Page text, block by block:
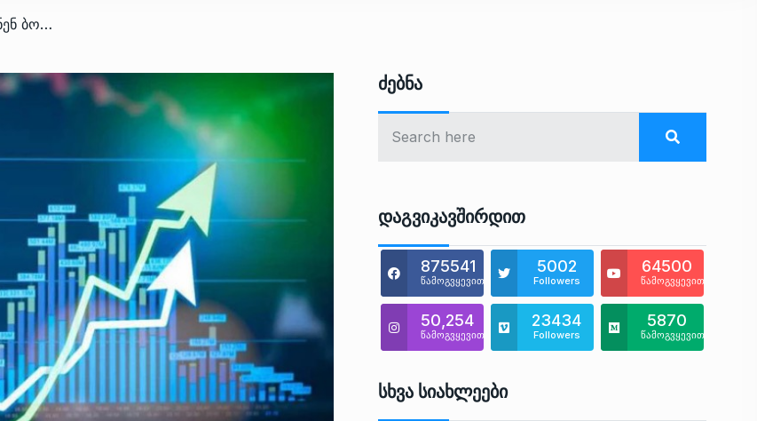
/ რომელი ქვეყნები გამდიდრდნენ ბოლო დროს ყველაზე მეტად?
Ძებნა
Დაგვიკავშირდით
875541
წამოგვყევით
5002
Followers
64500
წამოგვყევით
50,254
წამოგვყევით
23434
Followers
5870
წამოგვყევით
Სხვა Სიახლეები